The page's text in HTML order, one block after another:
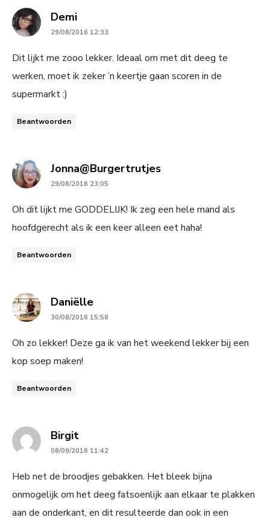
Demisays:
29/08/2016 12:33
Dit lijkt me zooo lekker. Ideaal om met dit deeg te
werken, moet ik zeker ’n keertje gaan scoren in de
supermarkt :)
Beantwoorden
Jonna@Burgertrutjessays:
29/08/2016 23:05
Oh dit lijkt me GODDELIJK! Ik zeg een hele mand als
hoofdgerecht als ik een keer alleen eet haha!
Beantwoorden
Daniëllesays:
30/08/2016 15:58
Oh zo lekker! Deze ga ik van het weekend lekker bij een
kop soep maken!
Beantwoorden
Birgitsays:
08/09/2016 11:42
Heb net de broodjes gebakken. Het bleek bijna
onmogelijk om het deeg fatsoenlijk aan elkaar te plakken
aan de onderkant, en dit resulteerde dan ook in een